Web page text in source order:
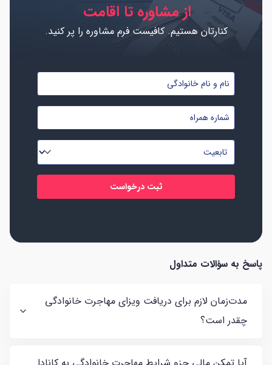
از مشاوره تا اقامت
کنارتان هستیم. کافیست فرم مشاوره را پر کنید.
نام
و
نام
خانوادگی
شماره
موبایل
تابعیت
*
پاسخ به سؤالات متداول
مدت‌زمان لازم برای دریافت ویزای مهاجرت خانوادگی
چقدر است؟